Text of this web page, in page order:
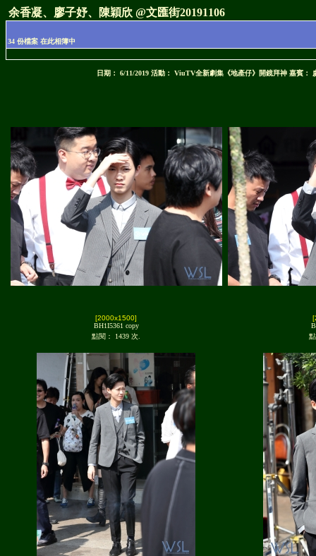
余香凝、廖子妤、陳穎欣 @文匯街20191106
34 份檔案 在此相簿中
日期： 6/11/2019 活動： ViuTV全新劇集《地產仔》開鏡拜神 嘉賓
[2000x1500]
BH1I5361 copy
點閱： 1439 次.